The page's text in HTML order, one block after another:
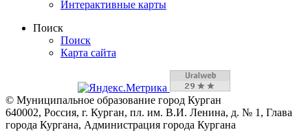
Интерактивные карты
Поиск
Поиск
Карта сайта
© Муниципальное образование город Курган
640002, Россия, г. Курган, пл. им. В.И. Ленина, д. № 1, Глава
города Кургана, Администрация города Кургана